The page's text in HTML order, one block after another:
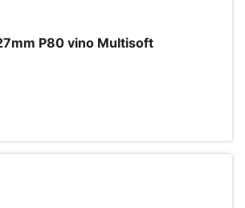
P80 vino Multisoft